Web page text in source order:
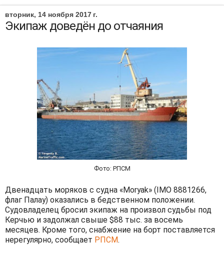
вторник, 14 ноября 2017 г.
Экипаж доведён до отчаяния
Фото: РПСМ
Двенадцать моряков с судна «Moryak» (IMO 8881266,
флаг Палау) оказались в бедственном положении.
Судовладелец бросил экипаж на произвол судьбы под
Керчью и задолжал свыше $88 тыс. за восемь
месяцев. Кроме того, снабжение на борт поставляется
нерегулярно, сообщает РПСМ.